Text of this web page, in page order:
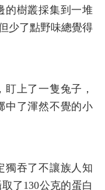
的樹叢採集到一堆
少了點野味總覺得
上了一隻兔子，
中了渾然不覺的小
獨吞了不讓族人知
了130公克的蛋白